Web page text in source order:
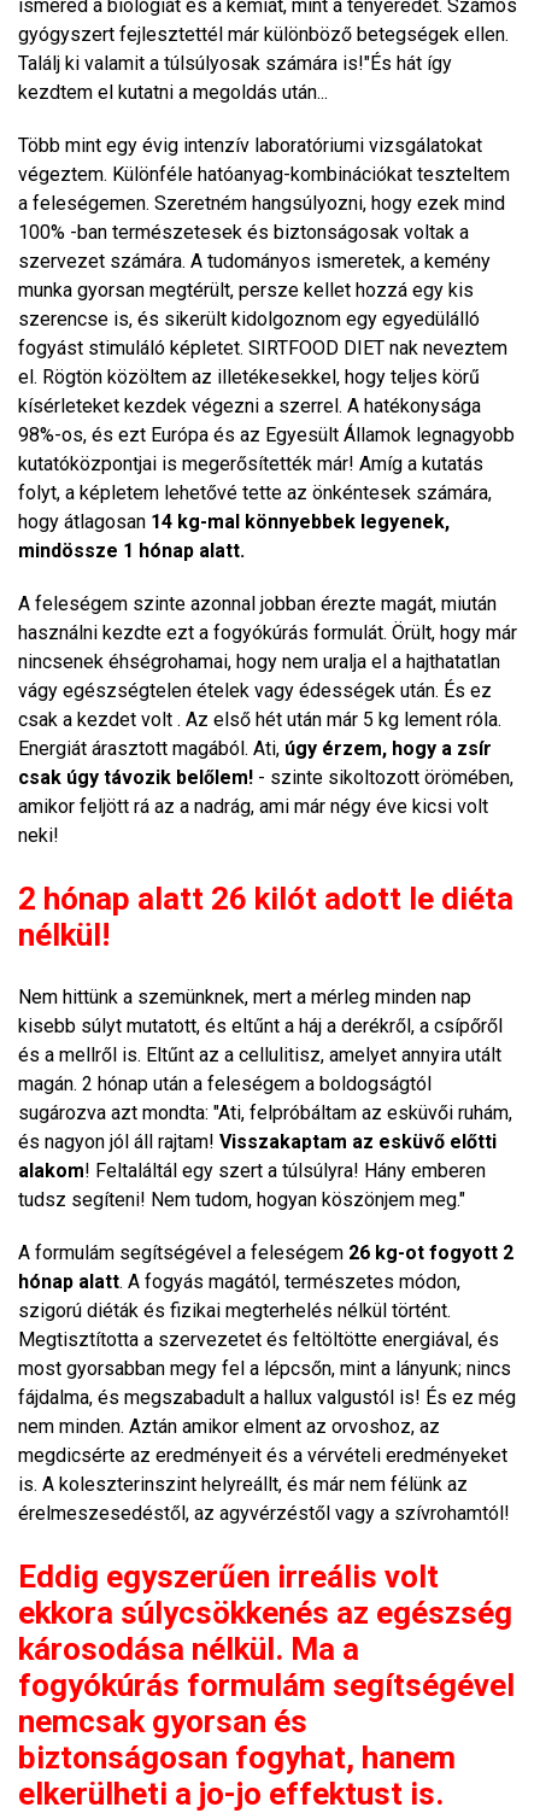
ismered a biológiát és a kémiát, mint a tenyeredet. Számos
gyógyszert fejlesztettél már különböző betegségek ellen.
Találj ki valamit a túlsúlyosak számára is!"És hát így
kezdtem el kutatni a megoldás után...
Több mint egy évig intenzív laboratóriumi vizsgálatokat
végeztem. Különféle hatóanyag-kombinációkat teszteltem
a feleségemen. Szeretném hangsúlyozni, hogy ezek mind
100% -ban természetesek és biztonságosak voltak a
szervezet számára. A tudományos ismeretek, a kemény
munka gyorsan megtérült, persze kellet hozzá egy kis
szerencse is, és sikerült kidolgoznom egy egyedülálló
fogyást stimuláló képletet. SIRTFOOD DIET nak neveztem
el. Rögtön közöltem az illetékesekkel, hogy teljes körű
kísérleteket kezdek végezni a szerrel. A hatékonysága
98%-os, és ezt Európa és az Egyesült Államok legnagyobb
kutatóközpontjai is megerősítették már! Amíg a kutatás
folyt, a képletem lehetővé tette az önkéntesek számára,
hogy átlagosan 14 kg-mal könnyebbek legyenek,
mindössze 1 hónap alatt.
A feleségem szinte azonnal jobban érezte magát, miután
használni kezdte ezt a fogyókúrás formulát. Örült, hogy már
nincsenek éhségrohamai, hogy nem uralja el a hajthatatlan
vágy egészségtelen ételek vagy édességek után. És ez
csak a kezdet volt . Az első hét után már 5 kg lement róla.
Energiát árasztott magából. Ati, úgy érzem, hogy a zsír
csak úgy távozik belőlem! - szinte sikoltozott örömében,
amikor feljött rá az a nadrág, ami már négy éve kicsi volt
neki!
2 hónap alatt 26 kilót adott le diéta
nélkül!
Nem hittünk a szemünknek, mert a mérleg minden nap
kisebb súlyt mutatott, és eltűnt a háj a derékről, a csípőről
és a mellről is. Eltűnt az a cellulitisz, amelyet annyira utált
magán. 2 hónap után a feleségem a boldogságtól
sugározva azt mondta: "Ati, felpróbáltam az esküvői ruhám,
és nagyon jól áll rajtam! Visszakaptam az esküvő előtti
alakom! Feltaláltál egy szert a túlsúlyra! Hány emberen
tudsz segíteni! Nem tudom, hogyan köszönjem meg."
A formulám segítségével a feleségem 26 kg-ot fogyott 2
hónap alatt. A fogyás magától, természetes módon,
szigorú diéták és fizikai megterhelés nélkül történt.
Megtisztította a szervezetet és feltöltötte energiával, és
most gyorsabban megy fel a lépcsőn, mint a lányunk; nincs
fájdalma, és megszabadult a hallux valgustól is! És ez még
nem minden. Aztán amikor elment az orvoshoz, az
megdicsérte az eredményeit és a vérvételi eredményeket
is. A koleszterinszint helyreállt, és már nem félünk az
érelmeszesedéstől, az agyvérzéstől vagy a szívrohamtól!
Eddig egyszerűen irreális volt
ekkora súlycsökkenés az egészség
károsodása nélkül. Ma a
fogyókúrás formulám segítségével
nemcsak gyorsan és
biztonságosan fogyhat, hanem
elkerülheti a jo-jo effektust is.